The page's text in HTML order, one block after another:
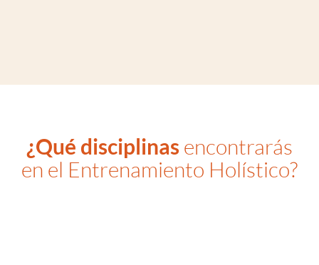
¿Qué disciplinas encontrarás
en el Entrenamiento Holístico?